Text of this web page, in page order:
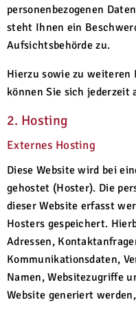
personenbezogenen
steht Ihnen ein
Aufsichtsbehörde zu.
Hierzu sowie zu weiteren
können Sie sich jederzeit
2. Hosting
Externes Hosting
Diese Website wird bei
gehostet (Hoster). Die
dieser Website erfasst
Hosters gespeichert.
Adressen,
Kommunikationsdaten,
Namen, Websitezugriffe
Website generiert